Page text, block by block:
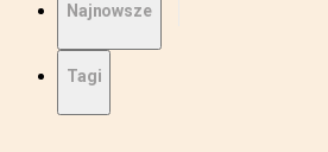
Najnowsze
Tagi